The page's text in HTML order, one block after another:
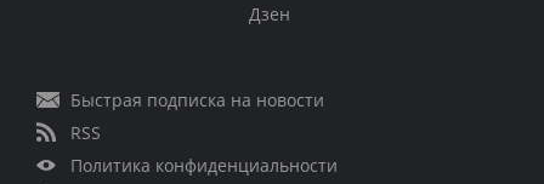
Дзен
Быстрая подписка на новости
RSS
Политика конфиденциальности